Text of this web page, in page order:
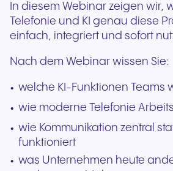
In diesem Webinar zeigen wir,
Telefonie und KI genau diese
einfach, integriert und sofort
Nach dem Webinar wissen Sie:
welche KI-Funktionen Teams
wie moderne Telefonie
wie Kommunikation zentral
funktioniert
was Unternehmen heute